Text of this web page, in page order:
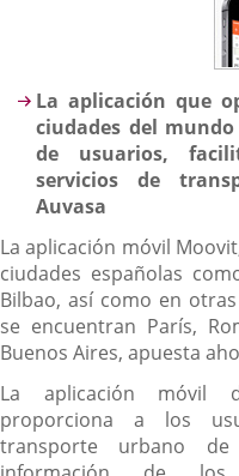
Descripción
La aplicación que
ciudades del
de usuarios,
servicios de
Auvasa
La aplicación móvil
ciudades españolas
Bilbao, así como en
se encuentran París,
Buenos Aires, apuesta
La aplicación móvil
proporciona a los
transporte urbano de